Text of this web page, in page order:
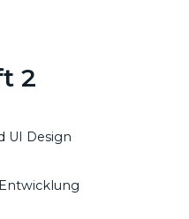
2
UI Design